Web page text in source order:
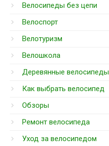
Велосипеды без цепи
Велоспорт
Велотуризм
Велошкола
Деревянные велосипеды
Как выбрать велосипед
Обзоры
Ремонт велосипеда
Уход за велосипедом